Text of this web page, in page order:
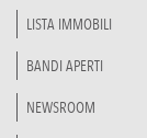
LISTA IMMOBILI
BANDI APERTI
NEWSROOM